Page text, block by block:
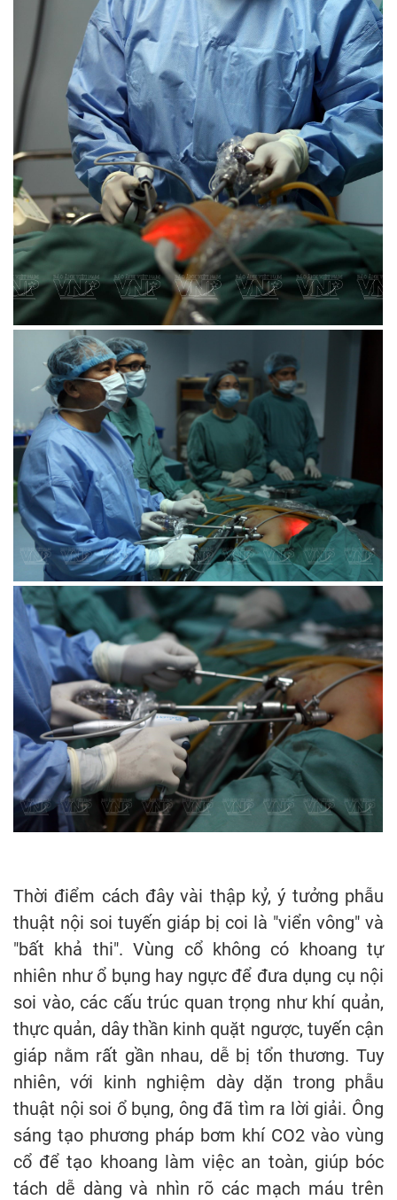
Thời điểm cách đây vài thập kỷ, ý tưởng phẫu
thuật nội soi tuyến giáp bị coi là "viển vông" và
"bất khả thi". Vùng cổ không có khoang tự
nhiên như ổ bụng hay ngực để đưa dụng cụ nội
soi vào, các cấu trúc quan trọng như khí quản,
thực quản, dây thần kinh quặt ngược, tuyến cận
giáp nằm rất gần nhau, dễ bị tổn thương. Tuy
nhiên, với kinh nghiệm dày dặn trong phẫu
thuật nội soi ổ bụng, ông đã tìm ra lời giải. Ông
sáng tạo phương pháp bơm khí CO2 vào vùng
cổ để tạo khoang làm việc an toàn, giúp bóc
tách dễ dàng và nhìn rõ các mạch máu trên